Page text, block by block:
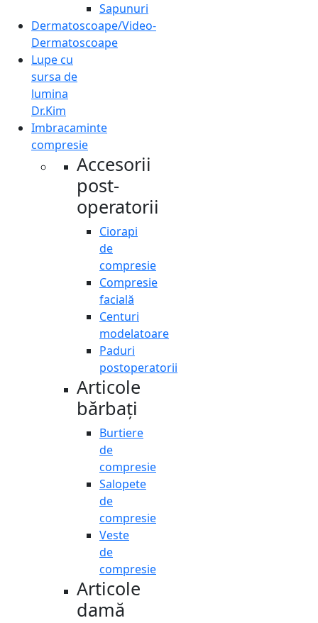
Sapunuri
Dermatoscoape/Video-
Dermatoscoape
Lupe cu
sursa de
lumina
Dr.Kim
Imbracaminte
compresie
Accesorii
post-
operatorii
Ciorapi
de
compresie
Compresie
facială
Centuri
modelatoare
Paduri
postoperatorii
Articole
bărbați
Burtiere
de
compresie
Salopete
de
compresie
Veste
de
compresie
Articole
damă